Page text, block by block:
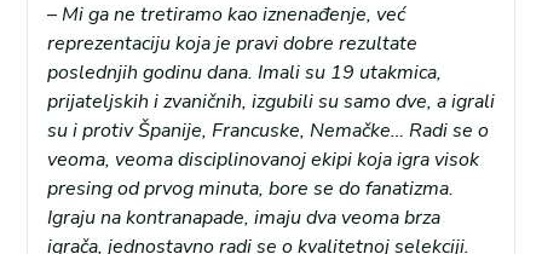
–Mi ga ne tretiramo kao iznenađenje, već
reprezentaciju koja je pravi dobre rezultate
poslednjih godinu dana. Imali su 19 utakmica,
prijateljskih i zvaničnih, izgubili su samo dve, a igrali
su i protiv Španije, Francuske, Nemačke… Radi se o
veoma, veoma disciplinovanoj ekipi koja igra visok
presing od prvog minuta, bore se do fanatizma.
Igraju na kontranapade, imaju dva veoma brza
igrača, jednostavno radi se o kvalitetnoj selekciji.